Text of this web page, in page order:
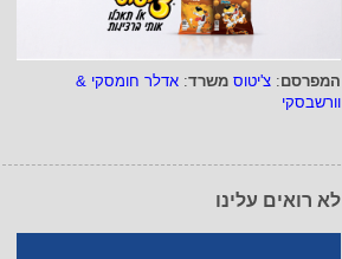
המפרסם: צ'יטוס משרד: אדלר חומסקי &
וורשבסקי
לא רואים עלינו